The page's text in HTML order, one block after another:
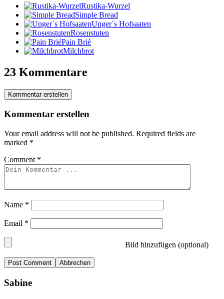
Rustika-Wurzel
Simple Bread
Unger´s Hofsaaten
Rosenstuten
Pain Brié
Milchbrot
23 Kommentare
Kommentar erstellen
Kommentar erstellen
Your email address will not be published. Required fields are
marked *
Comment *
Name *
Email *
Bild hinzufügen (optional)
Abbrechen
Sabine